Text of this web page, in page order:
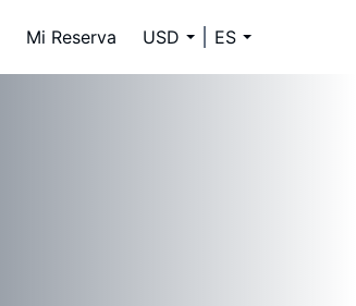
Mi Reserva USD ES